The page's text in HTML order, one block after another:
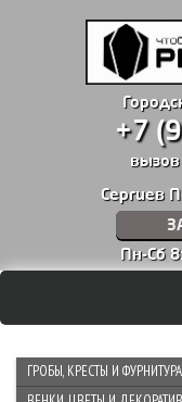
+7
вызов
Сергиев
Пн-Сб
ГРОБЫ, КРЕСТЫ И ФУРНИТУРА